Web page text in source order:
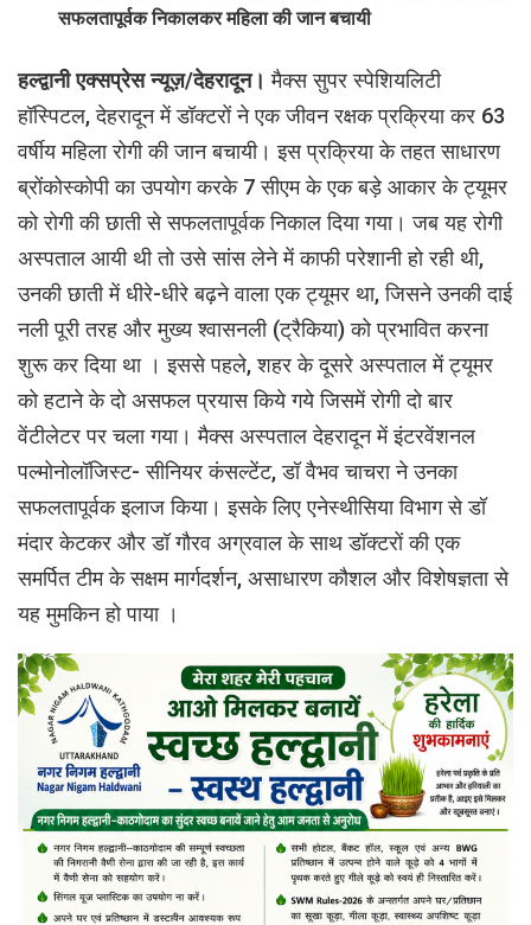
सफलतापूर्वक निकालकर महिला की जान बचायी
हल्द्वानी एक्सप्रेस न्यूज़/देहरादून। मैक्स सुपर स्पेशियलिटी
हॉस्पिटल, देहरादून में डॉक्टरों ने एक जीवन रक्षक प्रक्रिया कर 63
वर्षीय महिला रोगी की जान बचायी। इस प्रक्रिया के तहत साधारण
ब्रोंकोस्कोपी का उपयोग करके 7 सीएम के एक बड़े आकार के ट्यूमर
को रोगी की छाती से सफलतापूर्वक निकाल दिया गया। जब यह रोगी
अस्पताल आयी थी तो उसे सांस लेने में काफी परेशानी हो रही थी,
उनकी छाती में धीरे-धीरे बढ़ने वाला एक ट्यूमर था, जिसने उनकी दाई
नली पूरी तरह और मुख्य श्वासनली (ट्रैकिया) को प्रभावित करना
शुरू कर दिया था । इससे पहले, शहर के दूसरे अस्पताल में ट्यूमर
को हटाने के दो असफल प्रयास किये गये जिसमें रोगी दो बार
वेंटीलेटर पर चला गया। मैक्स अस्पताल देहरादून में इंटरवेंशनल
पल्मोनोलॉजिस्ट- सीनियर कंसल्टेंट, डॉ वैभव चाचरा ने उनका
सफलतापूर्वक इलाज किया। इसके लिए एनेस्थीसिया विभाग से डॉ
मंदार केटकर और डॉ गौरव अग्रवाल के साथ डॉक्टरों की एक
समर्पित टीम के सक्षम मार्गदर्शन, असाधारण कौशल और विशेषज्ञता से
यह मुमकिन हो पाया ।